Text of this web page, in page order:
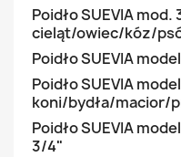
Poidło SUEVIA mod.
cieląt/owiec/kóz/
Poidło SUEVIA
Poidło SUEVIA
koni/bydła/macior/
Poidło SUEVIA
3/4"